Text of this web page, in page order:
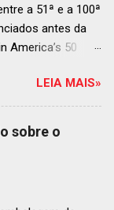
a 51ª e a 100ª
antes da
America’s 50
Guatemala
mais
O Latin
anunciou hoje a
a No.100,em
LEIA MAIS»
sobre o